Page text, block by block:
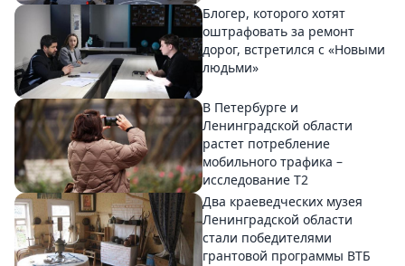
Блогер, которого хотят
оштрафовать за ремонт
дорог, встретился с «Новыми
людьми»
В Петербурге и
Ленинградской области
растет потребление
мобильного трафика –
исследование T2
Два краеведческих музея
Ленинградской области
стали победителями
грантовой программы ВТБ